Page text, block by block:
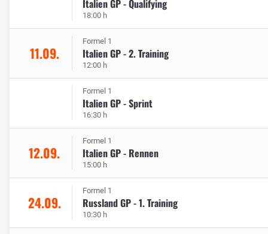
Italien GP - Qualifying
18:00 h
11.09.
Formel 1
Italien GP - 2. Training
12:00 h
Formel 1
Italien GP - Sprint
16:30 h
12.09.
Formel 1
Italien GP - Rennen
15:00 h
24.09.
Formel 1
Russland GP - 1. Training
10:30 h